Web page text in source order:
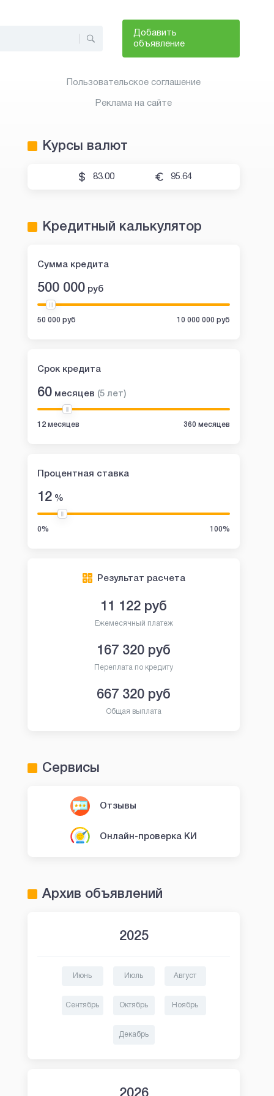
Добавить
объявление
Первый займ без
Первый займ
Пользовательское соглашение
Реклама на сайте
Курсы валют
83.00 95.64
Кредитный калькулятор
Сумма кредита
500 000 руб
50 000 руб 10 000 000 руб
Срок кредита
60 месяцев (5 лет)
12 месяцев 360 месяцев
Процентная ставка
12 %
0% 100%
Результат расчета
11 122 руб
Ежемесячный платеж
167 320 руб
Переплата по кредиту
667 320 руб
Общая выплата
Сервисы
Отзывы
Онлайн-проверка КИ
Архив объявлений
2025
Июнь Июль Август
Сентябрь Октябрь Ноябрь
Декабрь
2026